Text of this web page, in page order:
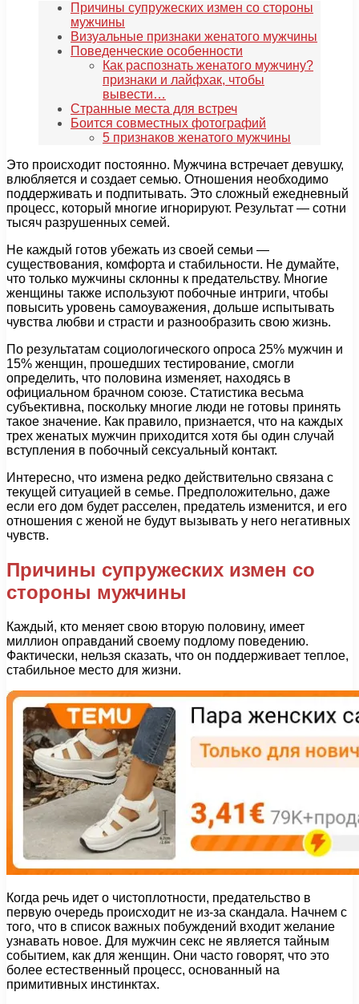
Причины супружеских измен со стороны
мужчины
Визуальные признаки женатого мужчины
Поведенческие особенности
Как распознать женатого мужчину?
признаки и лайфхак, чтобы
вывести…
Странные места для встреч
Боится совместных фотографий
5 признаков женатого мужчины
Это происходит постоянно. Мужчина встречает девушку,
влюбляется и создает семью. Отношения необходимо
поддерживать и подпитывать. Это сложный ежедневный
процесс, который многие игнорируют. Результат — сотни
тысяч разрушенных семей.
Не каждый готов убежать из своей семьи —
существования, комфорта и стабильности. Не думайте,
что только мужчины склонны к предательству. Многие
женщины также используют побочные интриги, чтобы
повысить уровень самоуважения, дольше испытывать
чувства любви и страсти и разнообразить свою жизнь.
По результатам социологического опроса 25% мужчин и
15% женщин, прошедших тестирование, смогли
определить, что половина изменяет, находясь в
официальном брачном союзе. Статистика весьма
субъективна, поскольку многие люди не готовы принять
такое значение. Как правило, признается, что на каждых
трех женатых мужчин приходится хотя бы один случай
вступления в побочный сексуальный контакт.
Интересно, что измена редко действительно связана с
текущей ситуацией в семье. Предположительно, даже
если его дом будет расселен, предатель изменится, и его
отношения с женой не будут вызывать у него негативных
чувств.
Причины супружеских измен со
стороны мужчины
Каждый, кто меняет свою вторую половину, имеет
миллион оправданий своему подлому поведению.
Фактически, нельзя сказать, что он поддерживает теплое,
стабильное место для жизни.
Когда речь идет о чистоплотности, предательство в
первую очередь происходит не из-за скандала. Начнем с
того, что в список важных побуждений входит желание
узнавать новое. Для мужчин секс не является тайным
событием, как для женщин. Они часто говорят, что это
более естественный процесс, основанный на
примитивных инстинктах.